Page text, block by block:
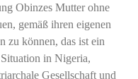
Obinzes Mutter ohne
gemäß ihren eigenen
zu können, das ist ein
in Nigeria,
Gesellschaft und